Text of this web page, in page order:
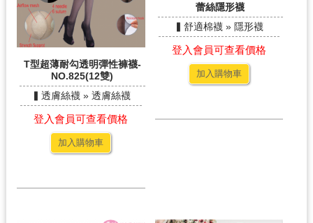
T型超薄耐勾透明彈性褲襪-
NO.825(12雙)
▍透膚絲襪 » 透膚絲襪
登入會員可查看價格
加入購物車
蕾絲隱形襪
▍舒適棉襪 » 隱形襪
登入會員可查看價格
加入購物車